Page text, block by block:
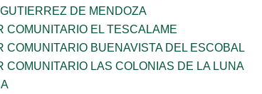
DE MENDOZA
COMUNITARIO EL TESCALAME
COMUNITARIO BUENAVISTA DEL ESCOBAL
COMUNITARIO LAS COLONIAS DE LA LUNA